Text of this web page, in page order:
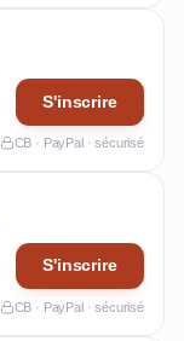
S'inscrire
CB · PayPal · sécurisé
S'inscrire
CB · PayPal · sécurisé